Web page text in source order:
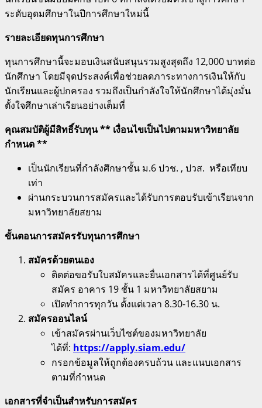
ระดับอุดมศึกษาในปีการศึกษาใหม่นี้
รายละเอียดทุนการศึกษา
ทุนการศึกษานี้จะมอบเงินสนับสนุนรวมสูงสุดถึง 12,000 บาทต่อ
นักศึกษา โดยมีจุดประสงค์เพื่อช่วยลดภาระทางการเงินให้กับ
นักเรียนและผู้ปกครอง รวมถึงเป็นกำลังใจให้นักศึกษาได้มุ่งมั่น
ตั้งใจศึกษาเล่าเรียนอย่างเต็มที่
คุณสมบัติผู้มีสิทธิ์รับทุน ** เงื่อนไขเป็นไปตามมหาวิทยาลัย
กำหนด **
เป็นนักเรียนที่กำลังศึกษาชั้น ม.6 ปวช. , ปวส. หรือเทียบ
เท่า
ผ่านกระบวนการสมัครและได้รับการตอบรับเข้าเรียนจาก
มหาวิทยาลัยสยาม
ขั้นตอนการสมัครรับทุนการศึกษา
สมัครด้วยตนเอง
ติดต่อขอรับใบสมัครและยื่นเอกสารได้ที่ศูนย์รับ
สมัคร อาคาร 19 ชั้น 1 มหาวิทยาลัยสยาม
เปิดทำการทุกวัน ตั้งแต่เวลา 8.30-16.30 น.
สมัครออนไลน์
เข้าสมัครผ่านเว็บไซต์ของมหาวิทยาลัย
ได้ที่: https://apply.siam.edu/
กรอกข้อมูลให้ถูกต้องครบถ้วน และแนบเอกสาร
ตามที่กำหนด
เอกสารที่จำเป็นสำหรับการสมัคร